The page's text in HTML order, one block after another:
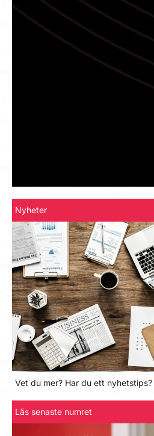
Nyheter
Vet du mer? Har du ett
Läs senaste numret